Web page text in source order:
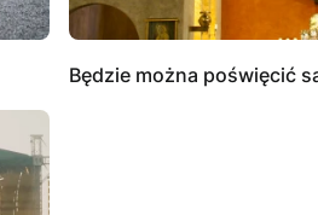
Będzie można poświęcić